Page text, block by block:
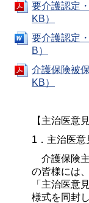
要介護認定
KB）
要介護認定
B）
介護保険被
KB）
【主治医意
1．主治医意
介護保険
の皆様には
「主治医意
様式を同封